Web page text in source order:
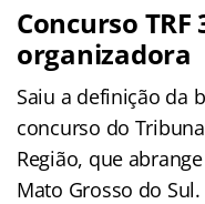
Concurso TRF
organizadora
Saiu a definição da
concurso do
Região, que
Mato Grosso do